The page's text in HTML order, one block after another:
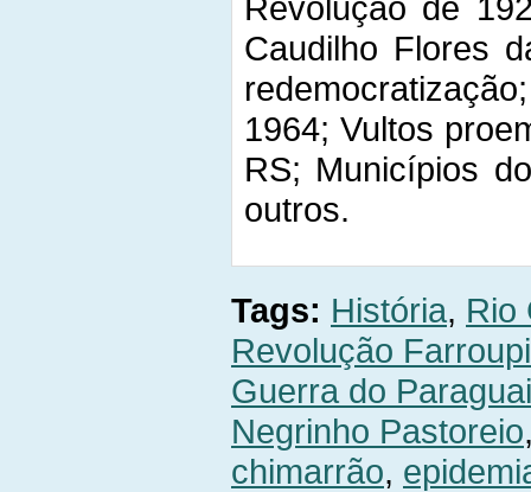
Caudilho Flores
1964; Vultos
RS; Municípios
outros.
Tags: História, Rio
Revolução
Guerra do
Negrinho Pastoreio
chimarrão,